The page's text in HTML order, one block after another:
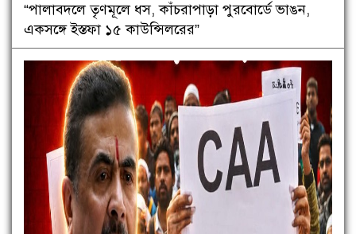
“পালাবদলে তৃণমূলে ধস, কাঁচরাপাড়া পুরবোর্ডে ভাঙন,
একসঙ্গে ইস্তফা ১৫ কাউন্সিলরের”